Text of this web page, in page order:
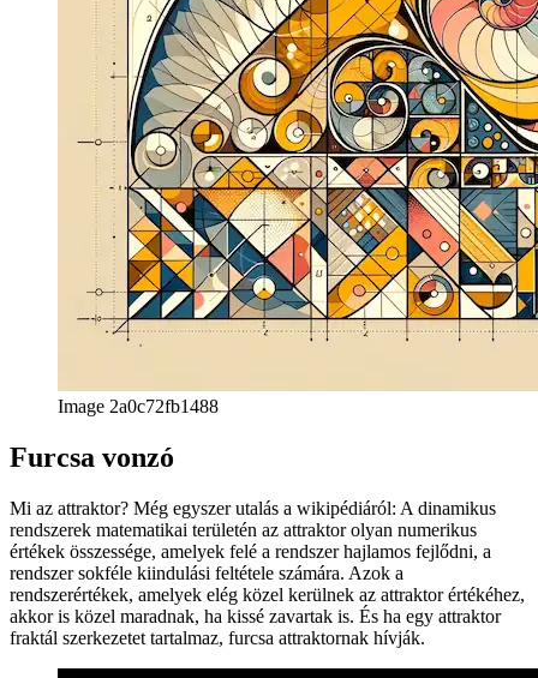
Image 2a0c72fb1488
Furcsa vonzó
Mi az attraktor? Még egyszer utalás a wikipédiáról: A dinamikus
rendszerek matematikai területén az attraktor olyan numerikus
értékek összessége, amelyek felé a rendszer hajlamos fejlődni, a